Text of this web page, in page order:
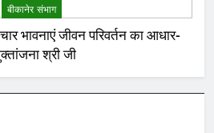
बीकानेर संभाग
भावनाएं जीवन परिवर्तन का आधार-
श्री जी